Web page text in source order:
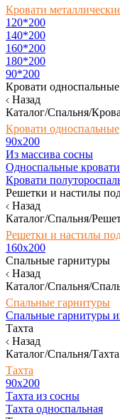
Кровати
120*200
140*200
160*200
180*200
90*200
Кровати односпальные
Назад
Каталог/Спальня/
Кровати односпальные
90х200
Из массива сосны
Односпальные
Кровати
Решетки и настилы
Назад
Каталог/Спальня/
Решетки и настилы
160х200
Спальные гарнитуры
Назад
Каталог/Спальня/
Спальные гарнитуры
Спальные гарнитуры
Тахта
Назад
Каталог/Спальня/Тахта
Тахта
90х200
Тахта из сосны
Тахта односпальная